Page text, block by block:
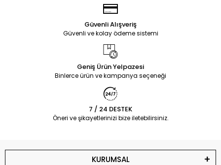
Güvenli Alışveriş
Güvenli ve kolay ödeme sistemi
Geniş Ürün Yelpazesi
Binlerce ürün ve kampanya seçeneği
7 / 24 DESTEK
Öneri ve şikayetlerinizi bize iletebilirsiniz.
KURUMSAL